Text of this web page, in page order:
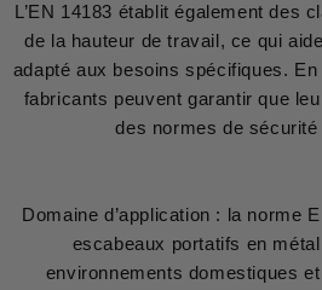
L’EN 14183 établit également des
de la hauteur de travail, ce qui
adapté aux besoins spécifiques.
fabricants peuvent garantir que
des normes de
Domaine d’application : la norme
escabeaux portatifs en
environnements domestiques